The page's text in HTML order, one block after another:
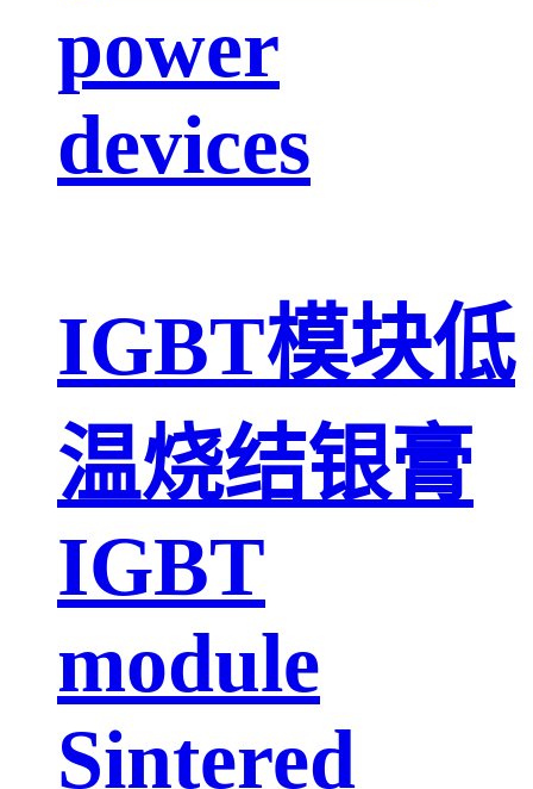
power
devices
IGBT模块低
温烧结银膏
IGBT
module
Sintered